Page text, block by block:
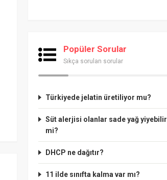
Popüler Sorular
Sıkça sorulan sorular
Türkiyede jelatin üretiliyor mu?
Süt alerjisi olanlar sade yağ yiyebilir
mi?
DHCP ne dağıtır?
11 ilde sınıfta kalma var mı?